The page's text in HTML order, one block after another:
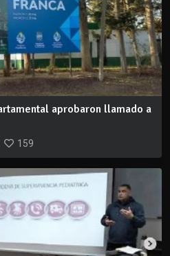
aprobaron llamado a
159